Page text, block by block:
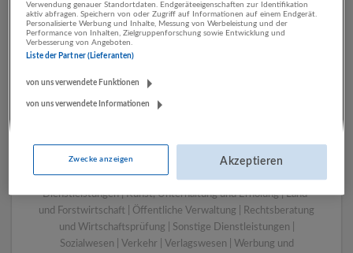
LUGSTEIN CONSULTING
Bau | Beherbergung und Gastronomie | Einzelhandel |
Energieversorgung | Finanz- und Versicherungsleistungen |
Gesundheitswesen | Herstellung von Waren | IT-
Dienstleistungen | Kunst, Unterhaltung und Erholung | Land-
und Forstwirtschaft | Öffentliche Verwaltung | Rechtsberatung
und Wirtschaftsprüfung | Sonstige Dienstleistungen |
Sozialwesen | Verkehr | Verlagswesen | Werbung und
Verwendung genauer Standortdaten. Endgeräteeigenschaften zur Identifikation
aktiv abfragen. Speichern von oder Zugriff auf Informationen auf einem Endgerät.
Personalisierte Werbung und Inhalte, Messung von Werbeleistung und der
Performance von Inhalten, Zielgruppenforschung sowie Entwicklung und
Verbesserung von Angeboten.
Liste der Partner (Lieferanten)
von uns verwendete Funktionen
von uns verwendete Informationen
Zwecke anzeigen Akzeptieren